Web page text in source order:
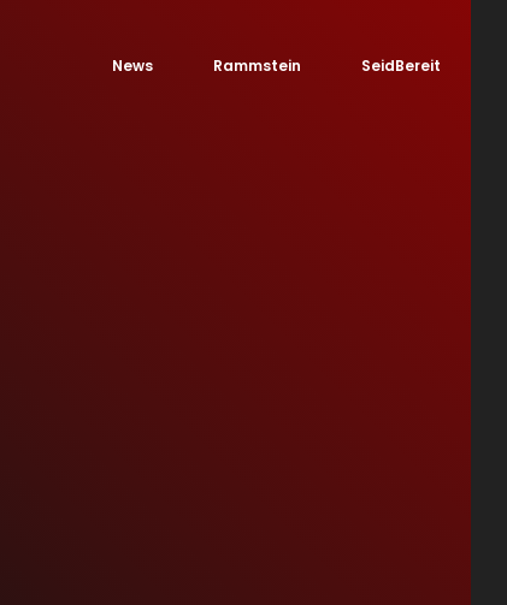
News Rammstein SeidBereit